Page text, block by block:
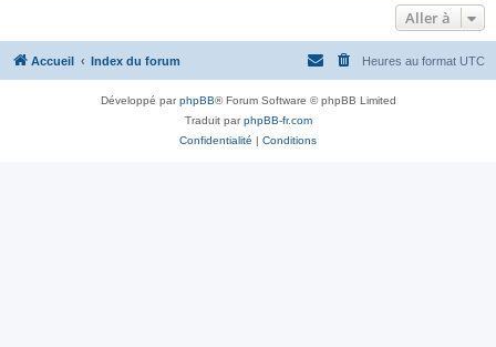
Aller à
Accueil Index du forum Heures au format UTC
Développé parphpBB® Forum Software © phpBB Limited
Traduit parphpBB-fr.com
Confidentialité | Conditions